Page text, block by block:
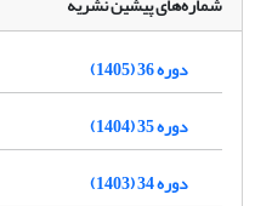
دوره 36 (1405)
دوره 35 (1404)
دوره 34 (1403)